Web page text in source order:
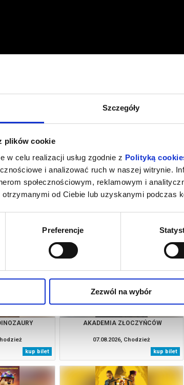
Szczegóły
plików cookie
w celu realizacji usług zgodnie z Polityką
i analizować ruch w naszej witrynie.
społecznościowym, reklamowym i
od Ciebie lub uzyskanymi podczas
Preferencje
Zezwól na wybór
kup bilet
AKADEMIA ZŁOCZYŃCÓW
07.08.2026, Chodzież
kup bilet